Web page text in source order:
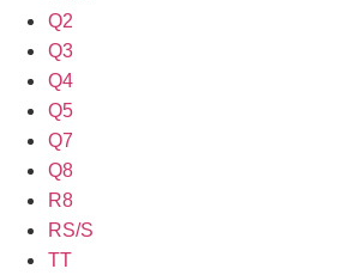
Q2
Q3
Q4
Q5
Q7
Q8
R8
RS/S
TT